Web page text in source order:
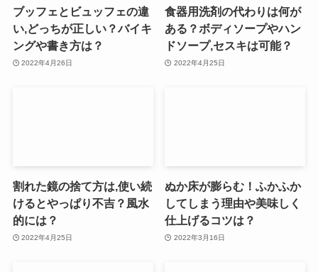
ブッフェとビュッフェの違
い,どっちが正しい？バイキ
ングや書き方は？
2022年4月26日
食器用洗剤の代わりは何が
ある？ボディソープやハン
ドソープ,セスキは可能？
2022年4月25日
割れた鏡の捨て方は,使い続
けるとやっぱり不吉？風水
的には？
2022年4月25日
ぬか床が膨らむ！ふかふか
してしまう理由や美味しく
仕上げるコツは？
2022年3月16日